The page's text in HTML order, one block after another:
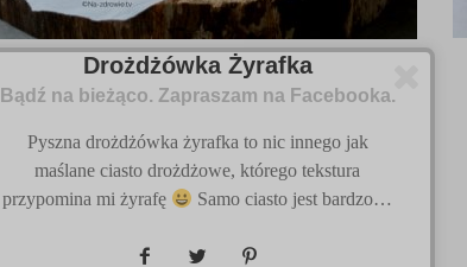
Drożdżówka Żyrafka
Pyszna drożdżówka żyrafka to nic innego jak
maślane ciasto drożdżowe, którego tekstura
przypomina mi żyrafę
Samo ciasto jest bardzo…
Bądź na bieżąco. Zapraszam na Facebooka.